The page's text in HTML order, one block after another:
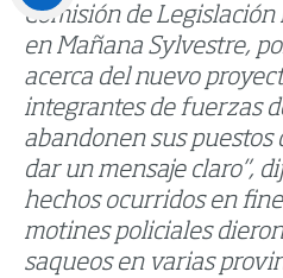
Comisión de
en Mañana Sylvestre,
acerca del nuevo
integrantes de fuerzas
abandonen sus puestos
dar un mensaje claro”,
hechos ocurridos en
motines policiales
saqueos en varias
LinkedIn